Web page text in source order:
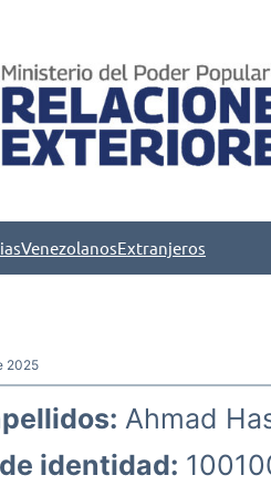
VenezolanosExtranjeros
2025
Ahmad
identidad: